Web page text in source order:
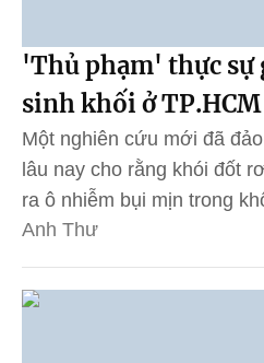
'Thủ phạm' thực sự
sinh khối ở TP.HCM
Một nghiên cứu mới đã
lâu nay cho rằng khói đốt
ra ô nhiễm bụi mịn trong
Anh Thư